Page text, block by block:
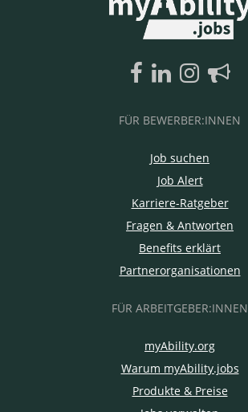
FÜR BEWERBER:INNEN
Job suchen
Job Alert
Karriere-Ratgeber
Fragen & Antworten
Benefits erklärt
Partnerorganisationen
FÜR ARBEITGEBER:INNEN
myAbility.org
Warum myAbility.jobs
Produkte & Preise